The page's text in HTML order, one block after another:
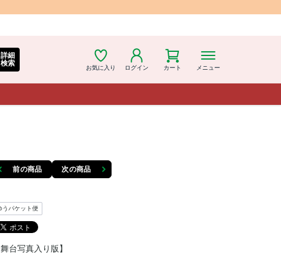
お気に入り ログイン カート メニュー
詳細
検索
前の商品 次の商品
うパケット便
舞台写真入り版】